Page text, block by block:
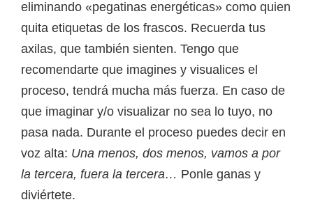
eliminando «pegatinas energéticas» como quien
quita etiquetas de los frascos. Recuerda tus
axilas, que también sienten. Tengo que
recomendarte que imagines y visualices el
proceso, tendrá mucha más fuerza. En caso de
que imaginar y/o visualizar no sea lo tuyo, no
pasa nada. Durante el proceso puedes decir en
voz alta: Una menos, dos menos, vamos a por
la tercera, fuera la tercera… Ponle ganas y
diviértete.